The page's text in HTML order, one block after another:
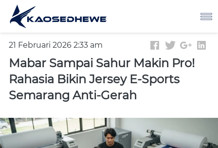
21 Februari 2026 2:33 am
Mabar Sampai Sahur Makin Pro!
Rahasia Bikin Jersey E-Sports
Semarang Anti-Gerah